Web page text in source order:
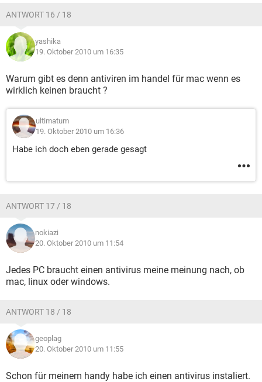
ANTWORT 16 / 18
yashika
19. Oktober 2010 um 16:35
Warum gibt es denn antiviren im handel für mac wenn es
wirklich keinen braucht ?
ultimatum
19. Oktober 2010 um 16:36
Habe ich doch eben gerade gesagt
ANTWORT 17 / 18
nokiazi
20. Oktober 2010 um 11:54
Jedes PC braucht einen antivirus meine meinung nach, ob
mac, linux oder windows.
ANTWORT 18 / 18
geoplag
20. Oktober 2010 um 11:55
Schon für meinem handy habe ich einen antivirus instaliert.